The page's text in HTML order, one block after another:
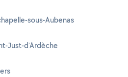
sous-Aubenas
Just-d'Ardèche